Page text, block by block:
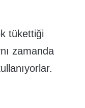
tükettiği
zamanda